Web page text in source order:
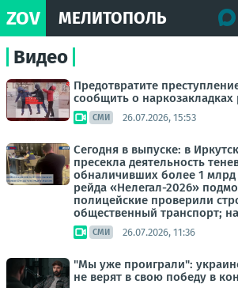
ZOV МЕЛИТОПОЛЬ
Видео
Предотвратите
сообщить о наркозакладках
СМИ 26.07.2026, 15:53
Сегодня в выпуске: в
пресекла деятельность
обналичивших более 1 млрд
рейда «Нелегал-2026»
полицейские проверили
общественный транспорт; на
СМИ 26.07.2026, 11:36
"Мы уже проиграли":
не верят в свою победу в